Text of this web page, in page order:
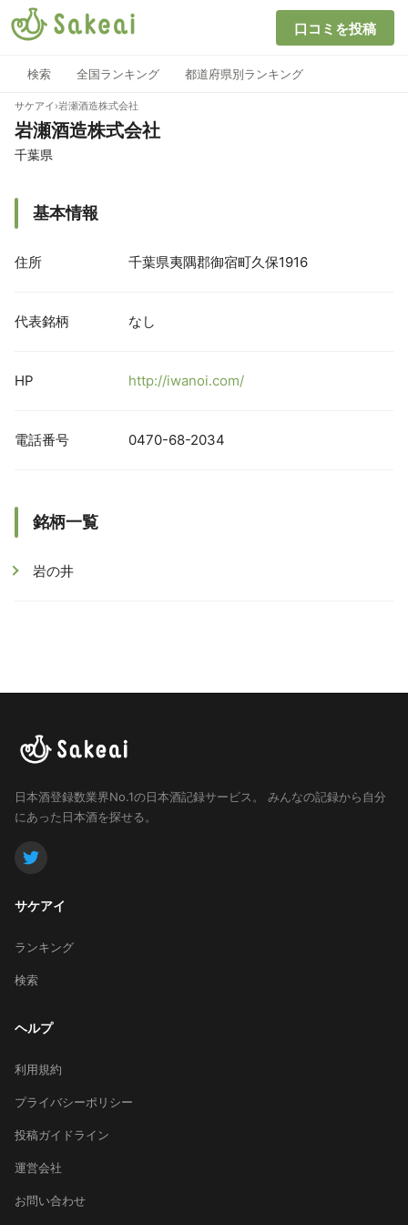
口コミを投稿
検索 全国ランキング 都道府県別ランキング
サケアイ ›岩瀬酒造株式会社
岩瀬酒造株式会社
千葉県
基本情報
住所 千葉県夷隅郡御宿町久保1916
代表銘柄 なし
HP http://iwanoi.com/
電話番号 0470-68-2034
銘柄一覧
岩の井
日本酒登録数業界No.1の日本酒記録サービス。
みんなの記録から自分
にあった日本酒を探せる。
サケアイ
ランキング
検索
ヘルプ
利用規約
プライバシーポリシー
投稿ガイドライン
運営会社
お問い合わせ